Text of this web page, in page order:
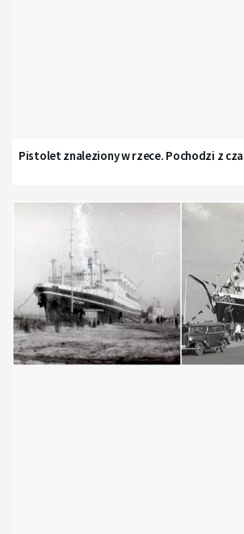
Pistolet znaleziony w rzece. Pochodzi z